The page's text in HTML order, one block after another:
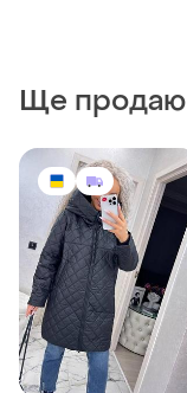
Ще продаю